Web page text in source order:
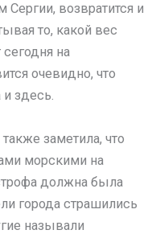
возвратится и
то, какой вес
на
очевидно, что
здесь.
заметила, что
морскими на
должна была
города страшились
называли